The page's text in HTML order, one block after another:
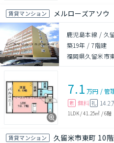
賃貸マンション メルローズアソウ
鹿児島本線 / 久
築19年 /7階建
福岡県久留米市
7.1 万円 /管
敷 無料 礼 14.2
1LDK/41.25㎡ /6階
賃貸マンション 久留米市東町 10